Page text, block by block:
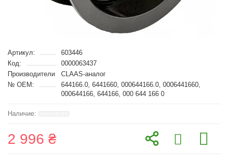
Артикул:
603446
Код:
0000063437
Производители
CLAAS-аналог
№ OEM:
644166.0, 6441660, 000644166.0, 0006441660,
000644166, 644166, 000 644 166 0
2 996 ₴